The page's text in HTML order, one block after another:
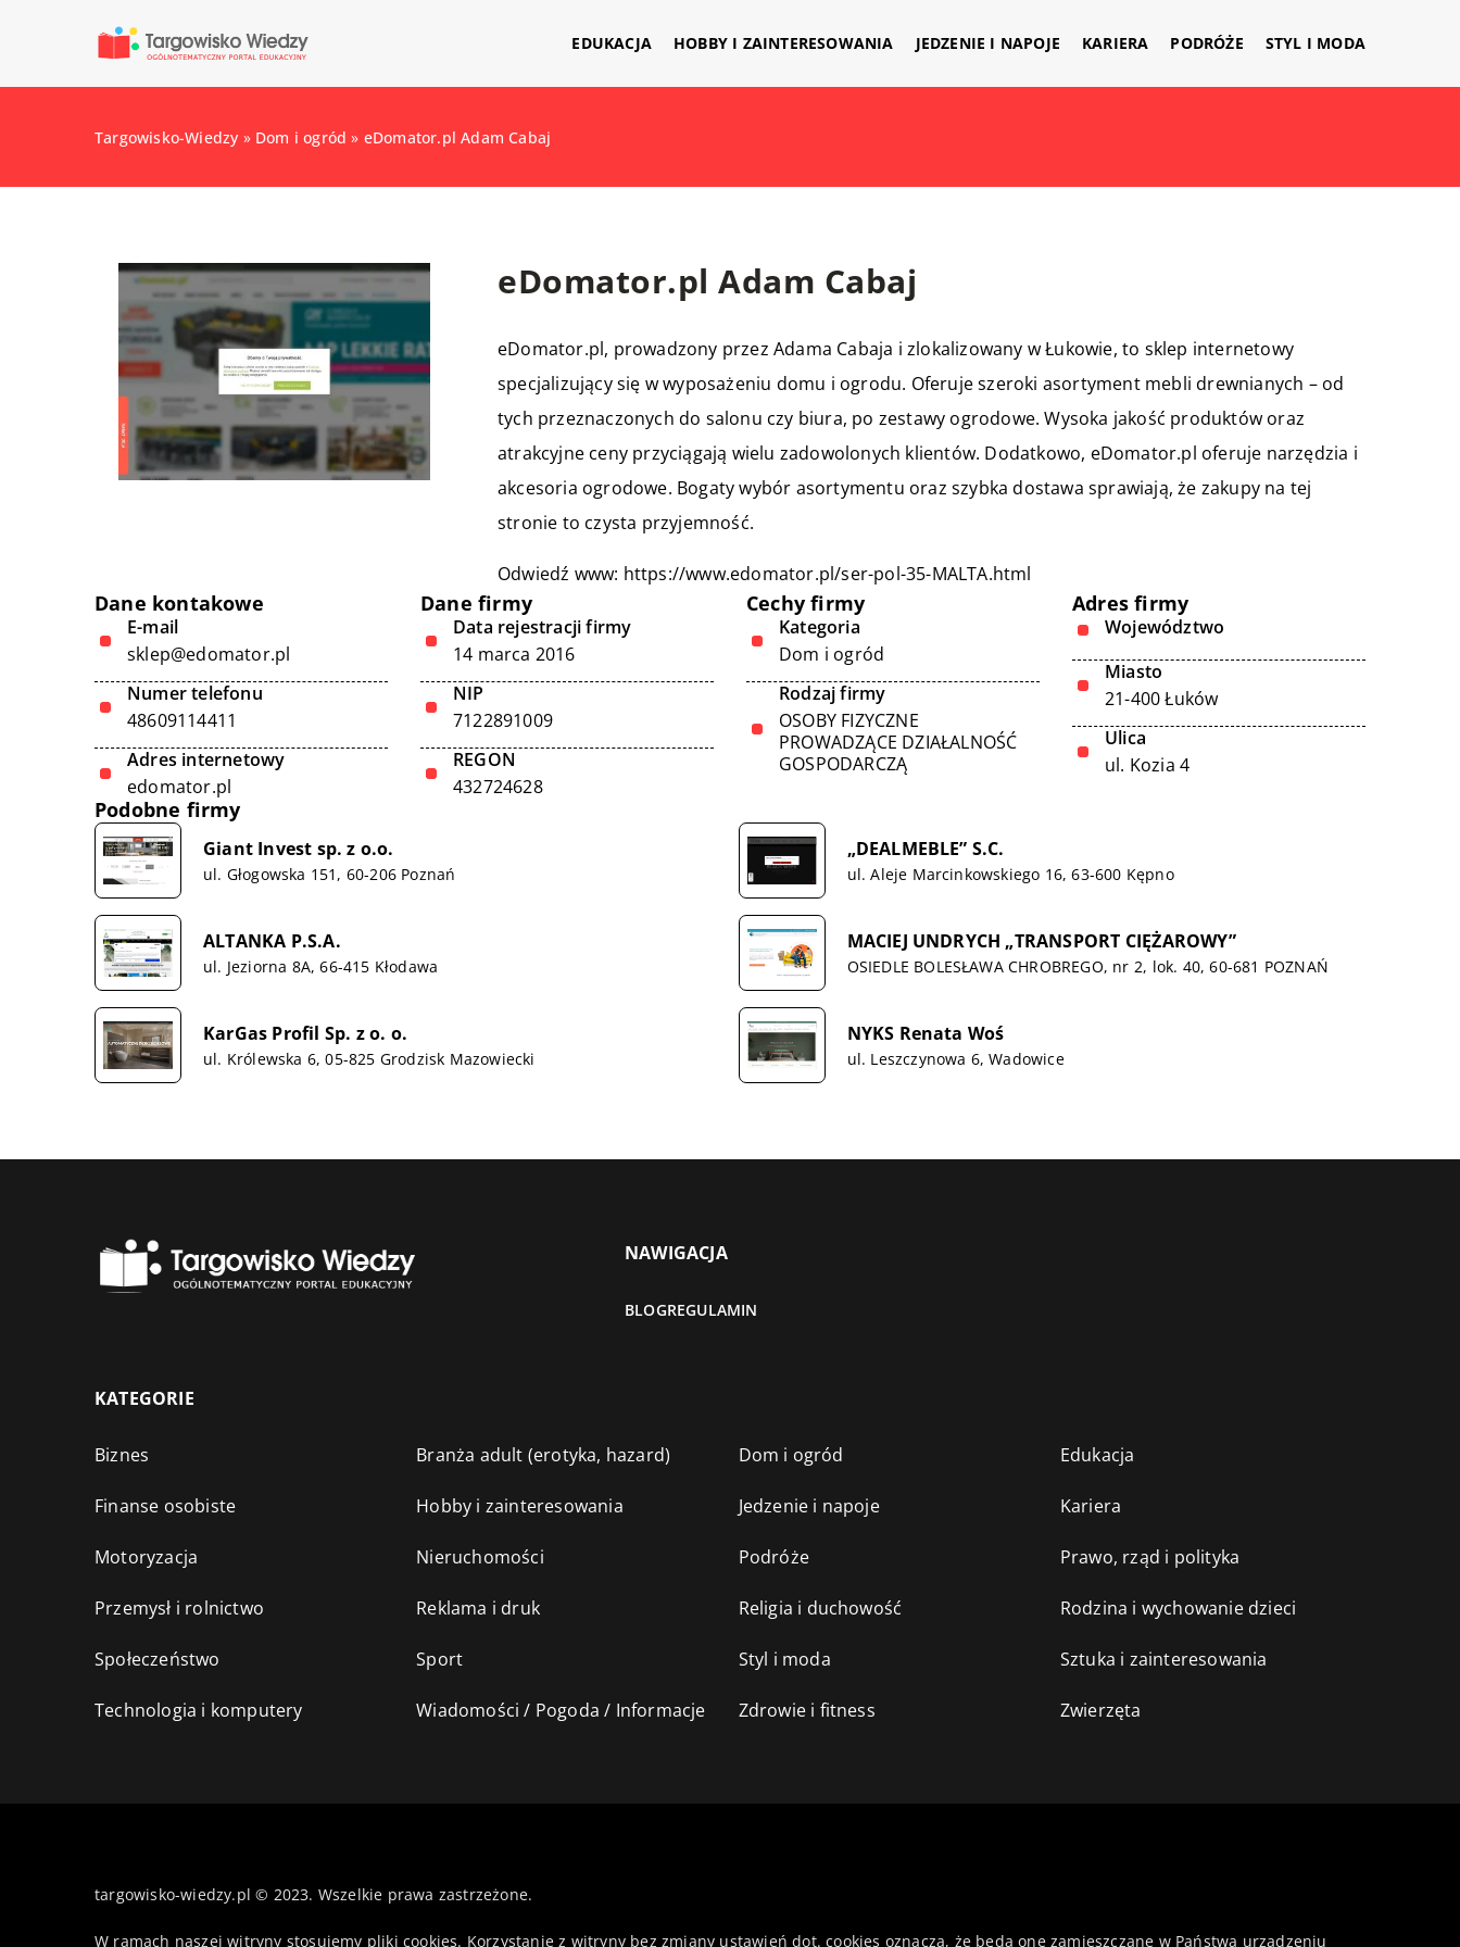
EDUKACJA HOBBY I ZAINTERESOWANIA JEDZENIE I NAPOJE KARIERA PODRÓŻE STYL I MODA
Targowisko-Wiedzy » Dom i ogród » eDomator.pl Adam Cabaj
eDomator.pl Adam Cabaj
eDomator.pl, prowadzony przez Adama Cabaja i zlokalizowany w Łukowie, to sklep internetowy
specjalizujący się w wyposażeniu domu i ogrodu. Oferuje szeroki asortyment mebli drewnianych – od
tych przeznaczonych do salonu czy biura, po zestawy ogrodowe. Wysoka jakość produktów oraz
atrakcyjne ceny przyciągają wielu zadowolonych klientów. Dodatkowo, eDomator.pl oferuje narzędzia i
akcesoria ogrodowe. Bogaty wybór asortymentu oraz szybka dostawa sprawiają, że zakupy na tej
stronie to czysta przyjemność.
Odwiedź www: https://www.edomator.pl/ser-pol-35-MALTA.html
Dane kontakowe
E-mail
sklep@edomator.pl
Numer telefonu
48609114411
Adres internetowy
edomator.pl
Dane firmy
Data rejestracji firmy
14 marca 2016
NIP
7122891009
REGON
432724628
Cechy firmy
Kategoria
Dom i ogród
Rodzaj firmy
OSOBY FIZYCZNE
PROWADZĄCE DZIAŁALNOŚĆ
GOSPODARCZĄ
Adres firmy
Województwo
Miasto
21-400 Łuków
Ulica
ul. Kozia 4
Podobne firmy
Giant Invest sp. z o.o.
ul. Głogowska 151, 60-206 Poznań
„DEALMEBLE” S.C.
ul. Aleje Marcinkowskiego 16, 63-600 Kępno
ALTANKA P.S.A.
ul. Jeziorna 8A, 66-415 Kłodawa
MACIEJ UNDRYCH „TRANSPORT CIĘŻAROWY”
OSIEDLE BOLESŁAWA CHROBREGO, nr 2, lok. 40, 60-681 POZNAŃ
KarGas Profil Sp. z o. o.
ul. Królewska 6, 05-825 Grodzisk Mazowiecki
NYKS Renata Woś
ul. Leszczynowa 6, Wadowice
NAWIGACJA
BLOGREGULAMIN
KATEGORIE
Biznes Branża adult (erotyka, hazard) Dom i ogród Edukacja
Finanse osobiste Hobby i zainteresowania Jedzenie i napoje Kariera
Motoryzacja Nieruchomości Podróże Prawo, rząd i polityka
Przemysł i rolnictwo Reklama i druk Religia i duchowość Rodzina i wychowanie dzieci
Społeczeństwo Sport Styl i moda Sztuka i zainteresowania
Technologia i komputery Wiadomości / Pogoda / Informacje Zdrowie i fitness Zwierzęta
targowisko-wiedzy.pl © 2023. Wszelkie prawa zastrzeżone.
W ramach naszej witryny stosujemy pliki cookies. Korzystanie z witryny bez zmiany ustawień dot. cookies oznacza, że będą one zamieszczane w Państwa urządzeniu